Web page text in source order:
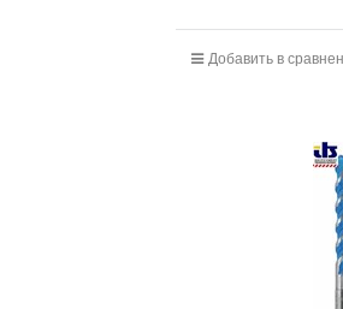
Добавить в